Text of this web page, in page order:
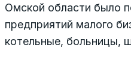
Омской области было
предприятий малого
котельные, больницы,